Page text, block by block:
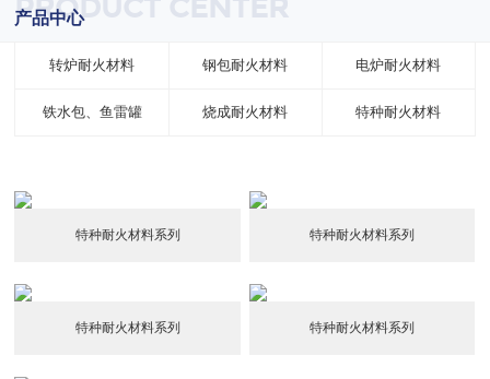
PRODUCT CENTER
产品中心
转炉耐火材料 钢包耐火材料 电炉耐火材料
铁水包、鱼雷罐 烧成耐火材料 特种耐火材料
特种耐火材料系列 特种耐火材料系列
特种耐火材料系列 特种耐火材料系列